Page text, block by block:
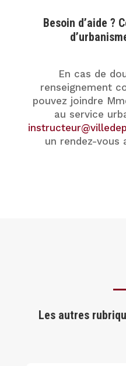
Besoin d’aide ?
En cas de
renseignement
pouvez joindre
au service
un rendez-vous
Les autres